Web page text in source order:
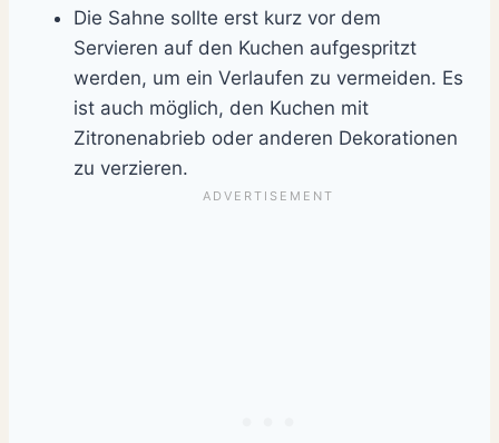
Die Sahne sollte erst kurz vor dem
Servieren auf den Kuchen aufgespritzt
werden, um ein Verlaufen zu vermeiden. Es
ist auch möglich, den Kuchen mit
Zitronenabrieb oder anderen Dekorationen
zu verzieren.